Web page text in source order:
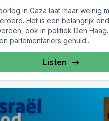
in Gaza laat maar weinig
Het is een belangrijk
ook in politiek Den
parlementariërs gehuld...
Listen